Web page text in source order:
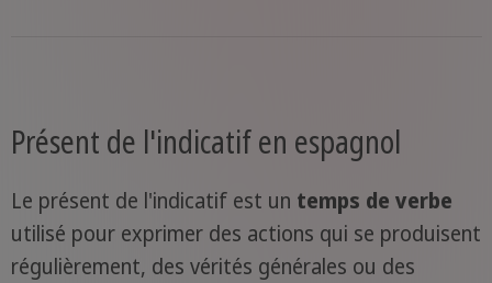
Présent de l'indicatif en espagnol
Le présent de l'indicatif est un temps de verbe
utilisé pour exprimer des actions qui se produisent
régulièrement, des vérités générales ou des